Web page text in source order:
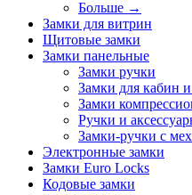
Больше →
Замки для витрин
Щитовые замки
Замки панельные
Замки ручки
Замки для кабин
Замки
Ручки и
Замки-ручки с
Электронные замки
Замки Euro Locks
Кодовые замки